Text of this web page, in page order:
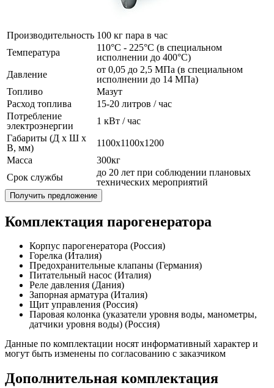
Производительность 100 кг пара в час
Температура
110°C - 225°C (в специальном
исполнении до 400°C)
Давление
от 0,05 до 2,5 МПа (в специальном
исполнении до 14 МПа)
Топливо
Мазут
Расход топлива
15-20 литров / час
Потребление
электроэнергии
1 кВт / час
Габариты (Д x Ш x
В, мм)
1100x1100x1200
Масса
300кг
Срок службы
до 20 лет при соблюдении плановых
технических мероприятий
Получить предложение
Комплектация парогенератора
Корпус парогенератора (Россия)
Горелка (Италия)
Предохранительные клапаны (Германия)
Питательный насос (Италия)
Реле давления (Дания)
Запорная арматура (Италия)
Щит управления (Россия)
Паровая колонка (указатели уровня воды, манометры,
датчики уровня воды) (Россия)
Данные по комплектации носят информативный характер и
могут быть изменены по согласованию с заказчиком
Дополнительная комплектация